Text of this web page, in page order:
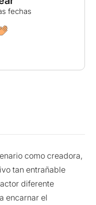
fechas
como creadora,
tan entrañable
diferente
encarnar el